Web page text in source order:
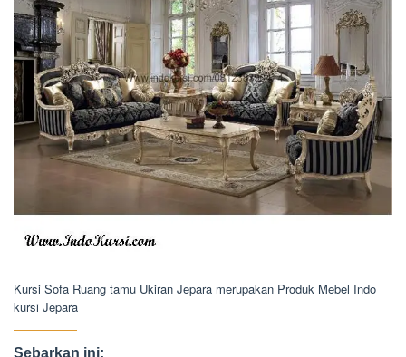
Kursi Sofa Ruang tamu Ukiran Jepara merupakan Produk Mebel Indo
kursi Jepara
Sebarkan ini: